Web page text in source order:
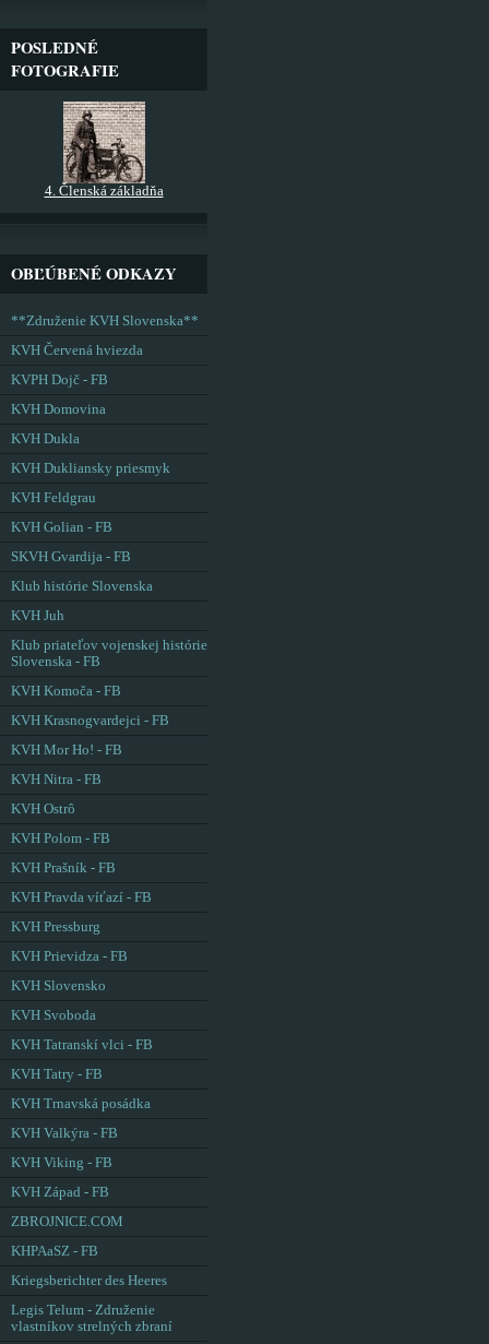
POSLEDNÉ
FOTOGRAFIE
4. Členská základňa
OBĽÚBENÉ ODKAZY
**Združenie KVH Slovenska**
KVH Červená hviezda
KVPH Dojč - FB
KVH Domovina
KVH Dukla
KVH Dukliansky priesmyk
KVH Feldgrau
KVH Golian - FB
SKVH Gvardija - FB
Klub histórie Slovenska
KVH Juh
Klub priateľov vojenskej histórie
Slovenska - FB
KVH Komoča - FB
KVH Krasnogvardejci - FB
KVH Mor Ho! - FB
KVH Nitra - FB
KVH Ostrô
KVH Polom - FB
KVH Prašník - FB
KVH Pravda víťazí - FB
KVH Pressburg
KVH Prievidza - FB
KVH Slovensko
KVH Svoboda
KVH Tatranskí vlci - FB
KVH Tatry - FB
KVH Trnavská posádka
KVH Valkýra - FB
KVH Viking - FB
KVH Západ - FB
ZBROJNICE.COM
KHPAaSZ - FB
Kriegsberichter des Heeres
Legis Telum - Združenie
vlastníkov strelných zbraní